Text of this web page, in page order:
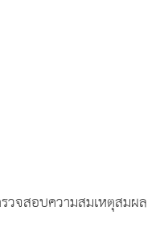
วจสอบความสมเหตุสมผล